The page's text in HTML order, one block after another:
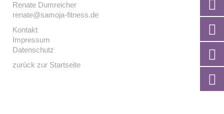
Renate Dumreicher
renate@samoja-fitness.de
Kontakt
Impressum
Datenschutz
zurück zur Startseite